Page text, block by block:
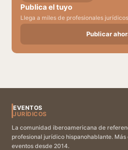
Publica el tuyo
Llega a miles de profesionales jurídicos
Publicar
EVENTOS
JURÍDICOS
La comunidad iberoamericana de
profesional jurídico hispanohablante.
eventos desde 2014.